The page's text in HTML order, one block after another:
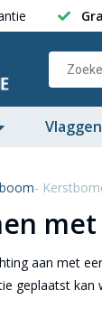
-
aan met
geplaatst